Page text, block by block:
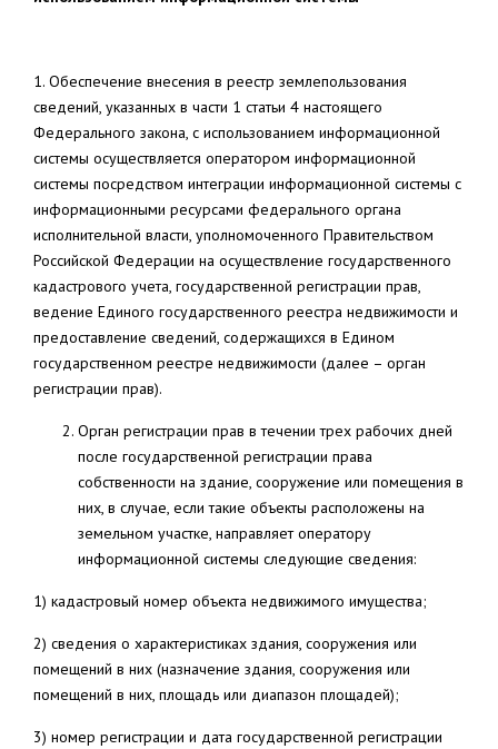
1. Обеспечение внесения в реестр землепользования
сведений, указанных в части 1 статьи 4 настоящего
Федерального закона, с использованием информационной
системы осуществляется оператором информационной
системы посредством интеграции информационной системы с
информационными ресурсами федерального органа
исполнительной власти, уполномоченного Правительством
Российской Федерации на осуществление государственного
кадастрового учета, государственной регистрации прав,
ведение Единого государственного реестра недвижимости и
предоставление сведений, содержащихся в Едином
государственном реестре недвижимости (далее – орган
регистрации прав).
Орган регистрации прав в течении трех рабочих дней
после государственной регистрации права
собственности на здание, сооружение или помещения в
них, в случае, если такие объекты расположены на
земельном участке, направляет оператору
информационной системы следующие сведения:
1) кадастровый номер объекта недвижимого имущества;
2) сведения о характеристиках здания, сооружения или
помещений в них (назначение здания, сооружения или
помещений в них, площадь или диапазон площадей);
3) номер регистрации и дата государственной регистрации